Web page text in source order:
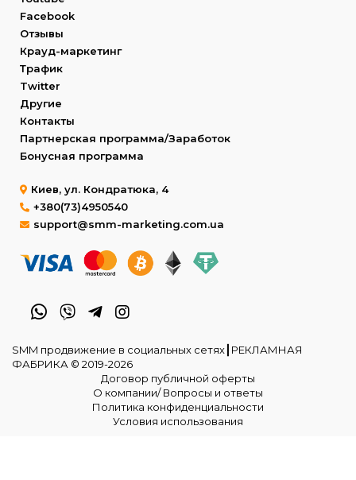
Facebook
Отзывы
Крауд-маркетинг
Трафик
Twitter
Другие
Контакты
Партнерская программа/Заработок
Бонусная программа
Киев, ул. Кондратюка, 4
+380(73)4950540
support@smm-marketing.com.ua
SMM продвижение в социальных сетях┃РЕКЛАМНАЯ
ФАБРИКА © 2019-2026
Договор публичной оферты
О компании/ Вопросы и ответы
Политика конфиденциальности
Условия использования